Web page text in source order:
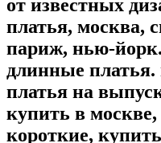
от известных
платья, москва,
париж, нью-йорк.
длинные
платья на
купить в
короткие,